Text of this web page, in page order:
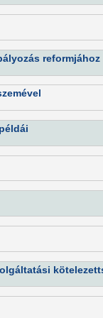
reformjához